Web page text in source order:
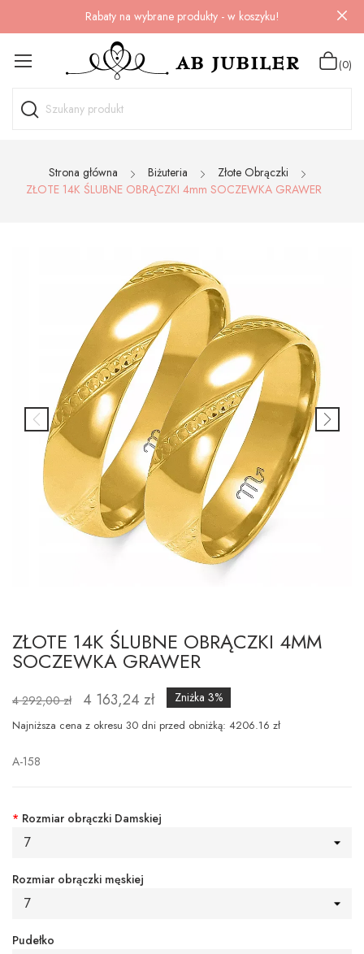
Rabaty na wybrane produkty - w koszyku!
(0)
Strona główna Biżuteria
Złote Obrączki
ZŁOTE 14K ŚLUBNE OBRĄCZKI 4mm SOCZEWKA GRAWER
ZŁOTE 14K ŚLUBNE OBRĄCZKI 4MM
SOCZEWKA GRAWER
4 292,00 zł 4 163,24 zł Zniżka 3%
Najniższa cena z okresu 30 dni przed obniżką: 4206.16 zł
A-158
* Rozmiar obrączki Damskiej
7
Rozmiar obrączki męskiej
7
Pudełko